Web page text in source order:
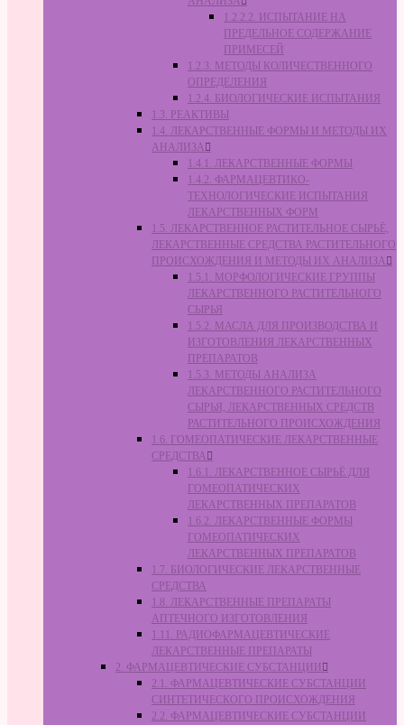
1.2.2.2. ИСПЫТАНИЕ НА
ПРЕДЕЛЬНОЕ СОДЕРЖАНИЕ
ПРИМЕСЕЙ
1.2.3. МЕТОДЫ КОЛИЧЕСТВЕННОГО
ОПРЕДЕЛЕНИЯ
1.2.4. БИОЛОГИЧЕСКИЕ ИСПЫТАНИЯ
1.3. РЕАКТИВЫ
1.4. ЛЕКАРСТВЕННЫЕ ФОРМЫ И МЕТОДЫ ИХ
АНАЛИЗА
1.4.1. ЛЕКАРСТВЕННЫЕ ФОРМЫ
1.4.2. ФАРМАЦЕВТИКО-
ТЕХНОЛОГИЧЕСКИЕ ИСПЫТАНИЯ
ЛЕКАРСТВЕННЫХ ФОРМ
1.5. ЛЕКАРСТВЕННОЕ РАСТИТЕЛЬНОЕ СЫРЬЁ,
ЛЕКАРСТВЕННЫЕ СРЕДСТВА РАСТИТЕЛЬНОГО
ПРОИСХОЖДЕНИЯ И МЕТОДЫ ИХ АНАЛИЗА
1.5.1. МОРФОЛОГИЧЕСКИЕ ГРУППЫ
ЛЕКАРСТВЕННОГО РАСТИТЕЛЬНОГО
СЫРЬЯ
1.5.2. МАСЛА ДЛЯ ПРОИЗВОДСТВА И
ИЗГОТОВЛЕНИЯ ЛЕКАРСТВЕННЫХ
ПРЕПАРАТОВ
1.5.3. МЕТОДЫ АНАЛИЗА
ЛЕКАРСТВЕННОГО РАСТИТЕЛЬНОГО
СЫРЬЯ, ЛЕКАРСТВЕННЫХ СРЕДСТВ
РАСТИТЕЛЬНОГО ПРОИСХОЖДЕНИЯ
1.6. ГОМЕОПАТИЧЕСКИЕ ЛЕКАРСТВЕННЫЕ
СРЕДСТВА
1.6.1. ЛЕКАРСТВЕННОЕ СЫРЬЁ ДЛЯ
ГОМЕОПАТИЧЕСКИХ
ЛЕКАРСТВЕННЫХ ПРЕПАРАТОВ
1.6.2. ЛЕКАРСТВЕННЫЕ ФОРМЫ
ГОМЕОПАТИЧЕСКИХ
ЛЕКАРСТВЕННЫХ ПРЕПАРАТОВ
1.7. БИОЛОГИЧЕСКИЕ ЛЕКАРСТВЕННЫЕ
СРЕДСТВА
1.8. ЛЕКАРСТВЕННЫЕ ПРЕПАРАТЫ
АПТЕЧНОГО ИЗГОТОВЛЕНИЯ
1.11. РАДИОФАРМАЦЕВТИЧЕСКИЕ
ЛЕКАРСТВЕННЫЕ ПРЕПАРАТЫ
2. ФАРМАЦЕВТИЧЕСКИЕ СУБСТАНЦИИ
2.1. ФАРМАЦЕВТИЧЕСКИЕ СУБСТАНЦИИ
СИНТЕТИЧЕСКОГО ПРОИСХОЖДЕНИЯ
2.2. ФАРМАЦЕВТИЧЕСКИЕ СУБСТАНЦИИ